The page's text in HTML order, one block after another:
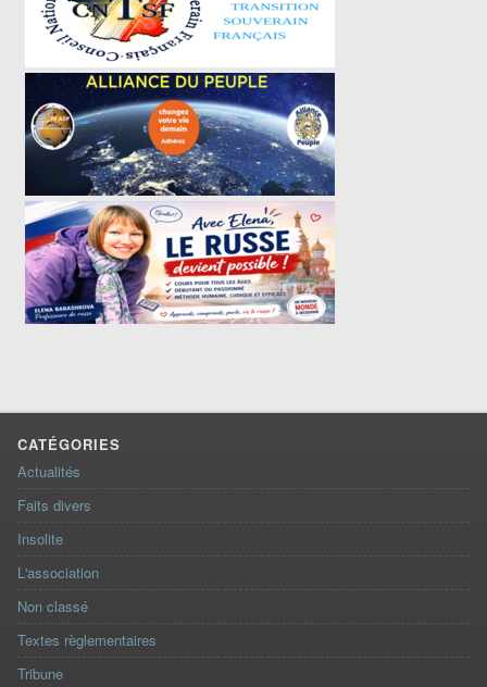
CATÉGORIES
Actualités
Faits divers
Insolite
L'association
Non classé
Textes règlementaires
Tribune